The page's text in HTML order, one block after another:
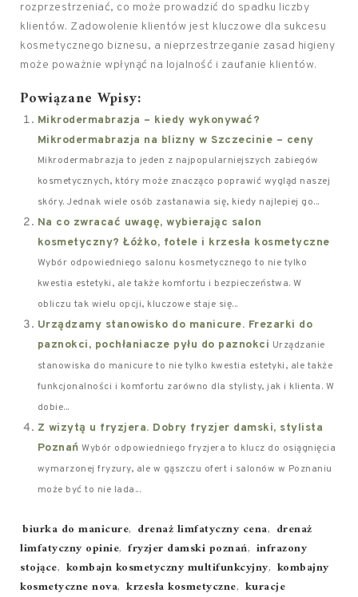
rozprzestrzeniać, co może prowadzić do spadku liczby
klientów. Zadowolenie klientów jest kluczowe dla sukcesu
kosmetycznego biznesu, a nieprzestrzeganie zasad higieny
może poważnie wpłynąć na lojalność i zaufanie klientów.
Powiązane Wpisy:
Mikrodermabrazja – kiedy wykonywać?
Mikrodermabrazja na blizny w Szczecinie – ceny
Mikrodermabrazja to jeden z najpopularniejszych zabiegów
kosmetycznych, który może znacząco poprawić wygląd naszej
skóry. Jednak wiele osób zastanawia się, kiedy najlepiej go...
Na co zwracać uwagę, wybierając salon
kosmetyczny? Łóżko, fotele i krzesła kosmetyczne
Wybór odpowiedniego salonu kosmetycznego to nie tylko
kwestia estetyki, ale także komfortu i bezpieczeństwa. W
obliczu tak wielu opcji, kluczowe staje się...
Urządzamy stanowisko do manicure. Frezarki do
paznokci, pochłaniacze pyłu do paznokci Urządzanie
stanowiska do manicure to nie tylko kwestia estetyki, ale także
funkcjonalności i komfortu zarówno dla stylisty, jak i klienta. W
dobie...
Z wizytą u fryzjera. Dobry fryzjer damski, stylista
Poznań Wybór odpowiedniego fryzjera to klucz do osiągnięcia
wymarzonej fryzury, ale w gąszczu ofert i salonów w Poznaniu
może być to nie lada...
Tags:
biurka do manicure, drenaż limfatyczny cena, drenaż
limfatyczny opinie, fryzjer damski poznań, infrazony
stojące, kombajn kosmetyczny multifunkcyjny, kombajny
kosmetyczne nova, krzesła kosmetyczne, kuracje